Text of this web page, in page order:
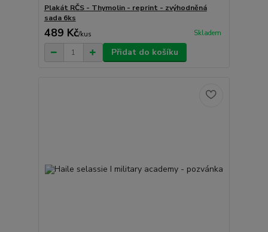
Plakát RČS - Thymolin - reprint - zvýhodněná
sada 6ks
489 Kč/kus Skladem
Přidat do košíku